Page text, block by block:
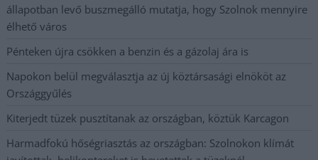
állapotban levő buszmegálló mutatja, hogy Szolnok mennyire
élhető város
Pénteken újra csökken a benzin és a gázolaj ára is
Napokon belül megválasztja az új köztársasági elnököt az
Országgyűlés
Kiterjedt tüzek pusztítanak az országban, köztük Karcagon
Harmadfokú hőségriasztás az országban: Szolnokon klímát